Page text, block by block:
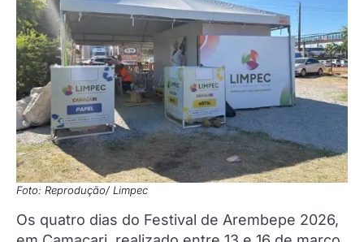
Foto: Reprodução/ Limpec
Os quatro dias do Festival de Arembepe 2026,